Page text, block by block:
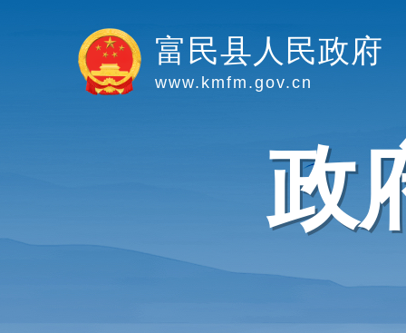
富民县人民政府
www.kmfm.gov.cn
政